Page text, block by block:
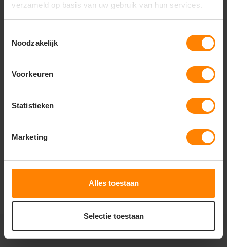
verzameld op basis van uw gebruik van hun services.
Noodzakelijk
Voorkeuren
Statistieken
Marketing
Alles toestaan
Selectie toestaan
Tricorp Workwear
Winter Softshell
Materiaal: Poliamide
Jobman
Jobman Winterjas
Meer stuks = meer korting
Snelle levering (tot binnen 48u)